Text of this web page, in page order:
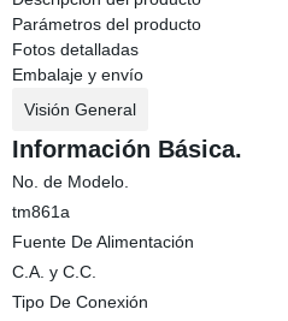
Parámetros del producto
Fotos detalladas
Embalaje y envío
Visión General
Información Básica.
No. de Modelo.
tm861a
Fuente De Alimentación
C.A. y C.C.
Tipo De Conexión